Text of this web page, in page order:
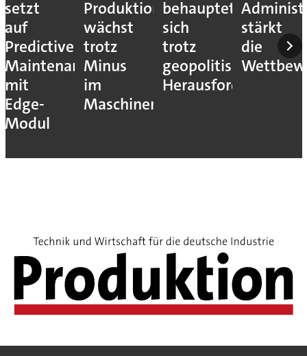
setzt
auf
Predictive
Maintenance
mit
Edge-
Modul
Produktion
wächst
trotz
Minus
im
Maschinenbau
behauptet
sich
trotz
geopolitischer
Herausforderungen
stärkt
die